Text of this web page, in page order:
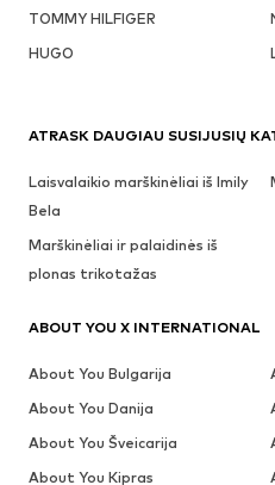
TOMMY HILFIGER
HUGO
ATRASK DAUGIAU SUSIJUSIŲ
Laisvalaikio marškinėliai iš Imily
Bela
Marškinėliai ir palaidinės iš
plonas trikotažas
ABOUT YOU X INTERNATIONAL
About You Bulgarija
About You Danija
About You Šveicarija
About You Kipras